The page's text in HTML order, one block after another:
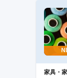
家具・